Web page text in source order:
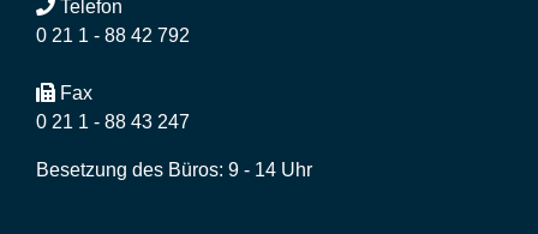
Telefon
0 21 1 - 88 42 792
Fax
0 21 1 - 88 43 247
Besetzung des Büros: 9 - 14 Uhr